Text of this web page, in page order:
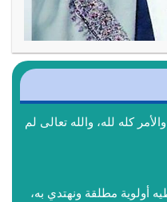
كله لله، والله تعالى لم
أولوية مطلقة ونهتدي به،